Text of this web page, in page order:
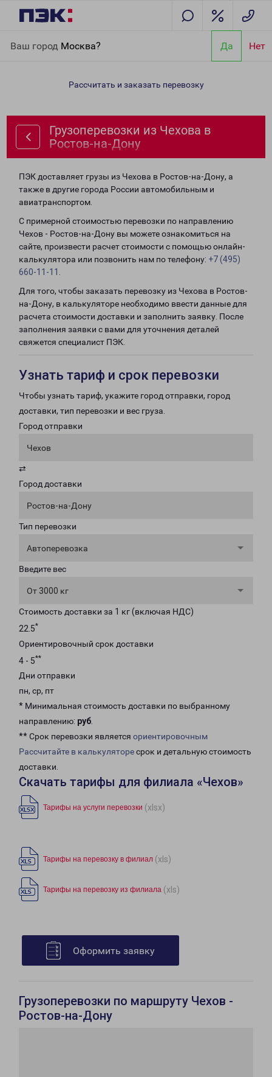
Ваш город Москва? Да Нет
на-Дону
Рассчитать и заказать перевозку
Грузоперевозки из Чехова в
Ростов-на-Дону
ПЭК доставляет грузы из Чехова в Ростов-на-Дону, а
также в другие города России автомобильным и
авиатранспортом.
С примерной стоимостью перевозки по направлению
Чехов - Ростов-на-Дону вы можете ознакомиться на
сайте, произвести расчет стоимости с помощью онлайн-
калькулятора или позвонить нам по телефону: +7 (495)
660-11-11
Для того, чтобы заказать перевозку из Чехова в Ростов-
на-Дону, в калькуляторе необходимо ввести данные для
расчета стоимости доставки и заполнить заявку. После
заполнения заявки с вами для уточнения деталей
свяжется специалист ПЭК.
Узнать тариф и срок перевозки
Чтобы узнать тариф, укажите город отправки, город
доставки, тип перевозки и вес груза.
Город отправки
Чехов
⇄
Город доставки
Ростов-на-Дону
Тип перевозки
Автоперевозка
Введите вес
От 3000 кг
Стоимость доставки за 1 кг (включая НДС)
22.5*
Ориентировочный срок доставки
4 - 5**
Дни отправки
пн, ср, пт
* Минимальная стоимость доставки по выбранному
направлению: руб.
** Срок перевозки является ориентировочным
Рассчитайте в калькуляторесрок и детальную стоимость
доставки.
Скачать тарифы для филиала «Чехов»
Тарифы на услуги перевозки (xlsx)
Тарифы на перевозку в филиал (xls)
Тарифы на перевозку из филиала (xls)
Оформить заявку
Грузоперевозки по маршруту Чехов -
Ростов-на-Дону